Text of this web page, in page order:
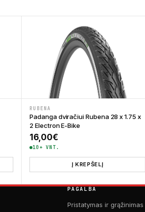
RUBENA
Padanga dviračiui Rubena 28 x 1.75 x
2 Electron E-Bike
16,00€
10+ VNT.
Į KREPŠELĮ
PAGALBA
Pristatymas ir grąžinimas